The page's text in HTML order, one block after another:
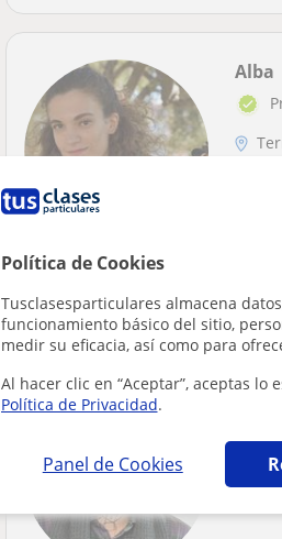
Política de Cookies
Tusclasesparticulares almacena
funcionamiento básico del sitio,
medir su eficacia, así como para
Al hacer clic en “Aceptar”, aceptas lo
Política de Privacidad.
Panel de Cookies
Alba
de
Biel